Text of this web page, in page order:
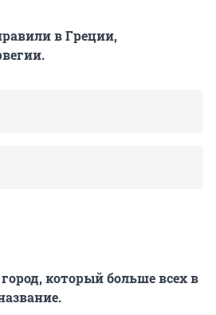
в Греции,
который больше всех в